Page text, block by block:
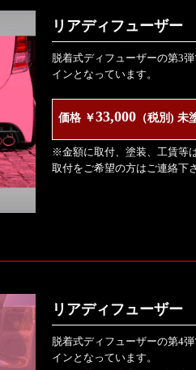
リアディフューザー
脱着式ディフューザーの第3
インとなっています。
価格 ￥33,000 （税別) 未
※金額に取付、塗装、工賃等
取付をご希望の方はご連絡下
リアディフューザー
脱着式ディフューザーの第4
インとなっています。